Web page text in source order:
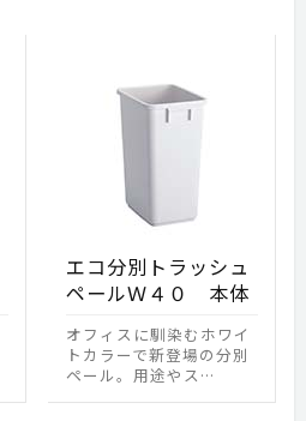
エコ分別トラッシュ
ペールＷ４０ 本体
オフィスに馴染むホワイ
トカラーで新登場の分別
ペール。用途やス…